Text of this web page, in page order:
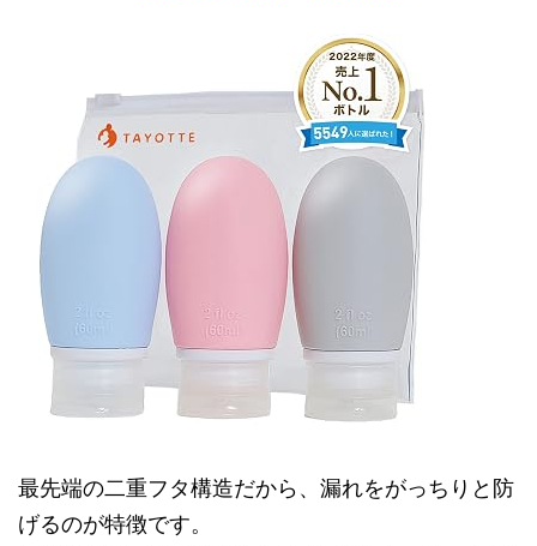
最先端の二重フタ構造だから、漏れをがっちりと防
げるのが特徴です。